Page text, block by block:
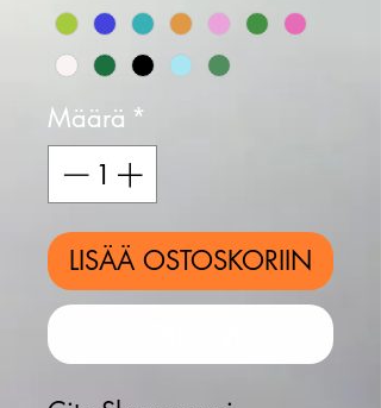
Määrä *
LISÄÄ OSTOSKORIIN